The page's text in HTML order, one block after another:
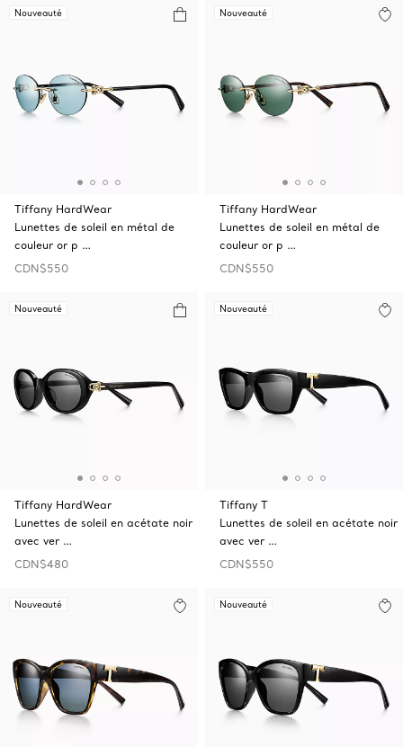
Nouveauté
Tiffany HardWear
Lunettes de soleil en métal de
couleur or p …
CDN$550
Nouveauté
Tiffany HardWear
Lunettes de soleil en métal de
couleur or p …
CDN$550
Nouveauté
Tiffany HardWear
Lunettes de soleil en acétate noir
avec ver …
CDN$480
Nouveauté
Tiffany T
Lunettes de soleil en acétate noir
avec ver …
CDN$550
Nouveauté Nouveauté